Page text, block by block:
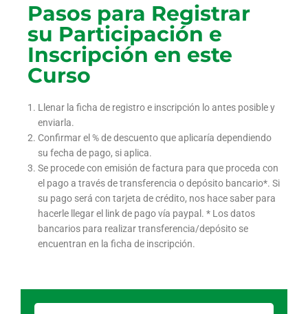
Pasos para Registrar
su Participación e
Inscripción en este
Curso
Llenar la ficha de registro e inscripción lo antes posible y
enviarla.
Confirmar el % de descuento que aplicaría dependiendo
su fecha de pago, si aplica.
Se procede con emisión de factura para que proceda con
el pago a través de transferencia o depósito bancario*. Si
su pago será con tarjeta de crédito, nos hace saber para
hacerle llegar el link de pago vía paypal. * Los datos
bancarios para realizar transferencia/depósito se
encuentran en la ficha de inscripción.